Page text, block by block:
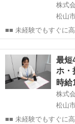
株式
松山
■■ 未経験でもすぐに
なので、すぐに高収入
なんてキャリアアップも目指せます!! ■■
録!! ■■...
最短
ホ・
時給
株式
松山
■■ 未経験でもすぐに